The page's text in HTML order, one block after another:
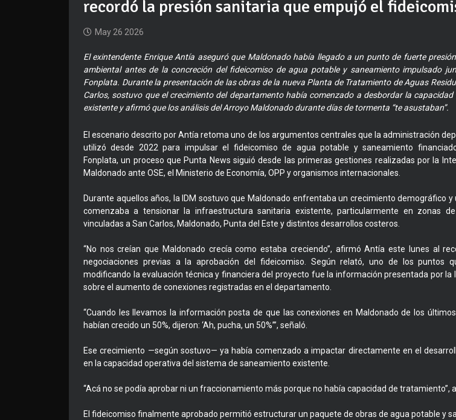
recordó la presión sanitaria que empujó el
May 26 2026
El exintendente Enrique Antía aseguró que Maldonado había llegado a un punto de fuerte
ambiental antes de la concreción del fideicomiso de agua potable y saneamiento impulsado
Fonplata. Durante la presentación de las obras de la nueva Planta de Tratamiento de Aguas
Carlos, sostuvo que el crecimiento del departamento había comenzado a desbordar la capacidad
existente y afirmó que los análisis del Arroyo Maldonado durante días de tormenta “te asustaban”.
El escenario descrito por Antía retoma uno de los argumentos centrales que la administración
utilizó desde 2022 para impulsar el fideicomiso de agua potable y saneamiento
Fonplata, un proceso que Punta News siguió desde las primeras gestiones realizadas por la
Maldonado ante OSE, el Ministerio de Economía, OPP y organismos internacionales.
Durante aquellos años, la IDM sostuvo que Maldonado enfrentaba un crecimiento demográfico y
comenzaba a tensionar la infraestructura sanitaria existente, particularmente en zonas de
vinculadas a San Carlos, Maldonado, Punta del Este y distintos desarrollos costeros.
“No nos creían que Maldonado crecía como estaba creciendo”, afirmó Antía este lunes al
negociaciones previas a la aprobación del fideicomiso. Según relató, uno de los puntos
modificando la evaluación técnica y financiera del proyecto fue la información presentada por la
sobre el aumento de conexiones registradas en el departamento.
“Cuando les llevamos la información posta de que las conexiones en Maldonado de los
habían crecido un 50%, dijeron: ‘Ah, pucha, un 50%’”, señaló.
Ese crecimiento —según sostuvo— ya había comenzado a impactar directamente en el
en la capacidad operativa del sistema de saneamiento existente.
“Acá no se podía aprobar ni un fraccionamiento más porque no había capacidad de tratamiento”,
El fideicomiso finalmente aprobado permitió estructurar un paquete de obras de agua potable y